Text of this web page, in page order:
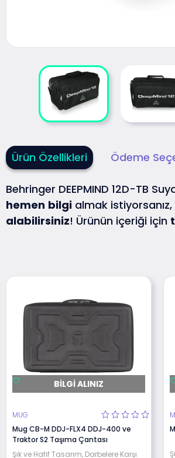
Ürün Özellikleri Ödeme
Behringer DEEPMIND 12D-TB
hemen bilgi almak istiyorsanız,
alabilirsiniz! Ürünün içeriği için
BILGI ALINIZ
MUG
Mug CB-M DDJ-FLX4 DDJ-400 ve
Traktor S2 Taşıma Çantası
Şık ve Hafif Tasarım, Darbelere Karşı